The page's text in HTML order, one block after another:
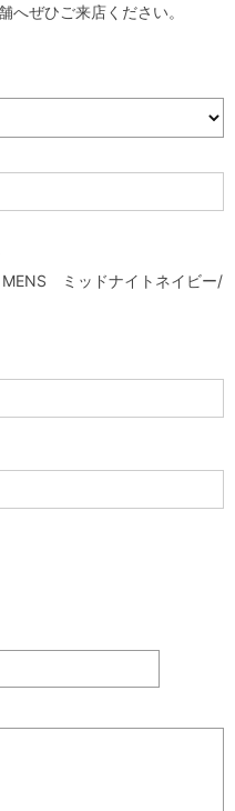
へぜひご来店ください。
MENS ミッドナイトネイビー/